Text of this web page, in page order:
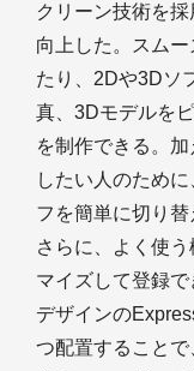
クリーン技術を
向上した。スム
たり、2Dや3Dソ
真、3Dモデルを
を制作できる。
したい人のため
フを簡単に切り替
さらに、よく使
マイズして登録
デザインの
つ配置すること